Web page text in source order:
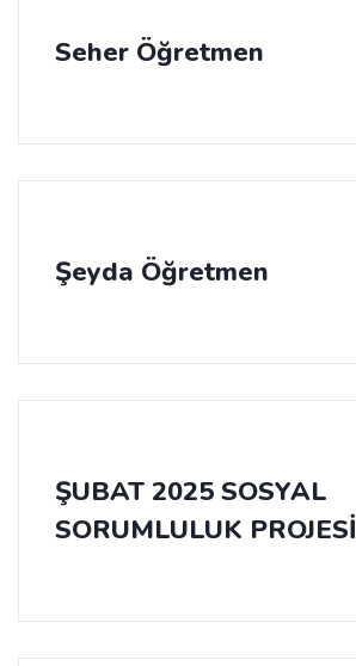
Seher Öğretmen
Şeyda Öğretmen
ŞUBAT 2025 SOSYAL
SORUMLULUK PROJESİ